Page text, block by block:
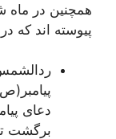
همچنین در ماه
پیوسته اند که
دعای
برگشت